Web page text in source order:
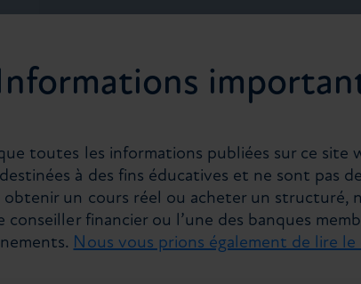
toutes les informations publiées sur ce site
à des fins éducatives et ne sont pas
obtenir un cours réel ou acheter un structuré,
financier ou l’une des banques
Nous vous prions également de lire le